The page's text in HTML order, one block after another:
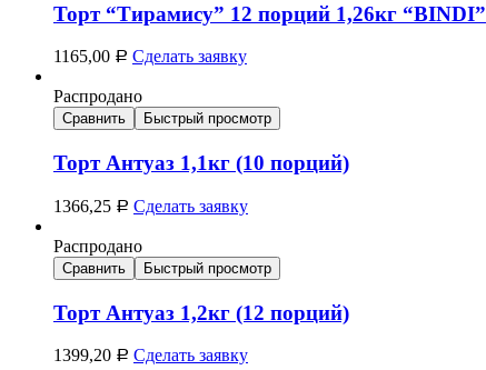
Торт “Тирамису” 12 порций 1,26кг “BINDI”
1165,00 Р Сделать заявку
Распродано
Сравнить Быстрый просмотр
Торт Антуаз 1,1кг (10 порций)
1366,25 Р Сделать заявку
Распродано
Сравнить Быстрый просмотр
Торт Антуаз 1,2кг (12 порций)
1399,20 Р Сделать заявку